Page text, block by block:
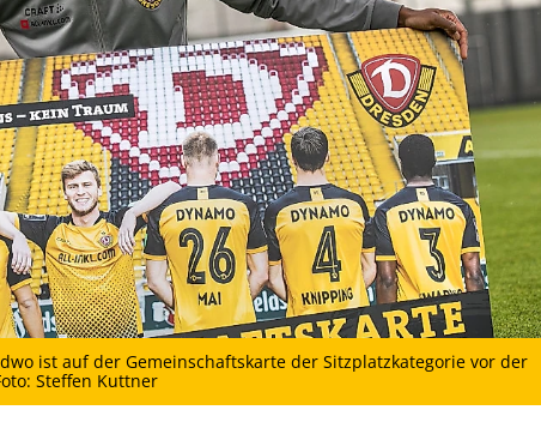
ist auf der Gemeinschaftskarte der Sitzplatzkategorie vor der
Steffen Kuttner